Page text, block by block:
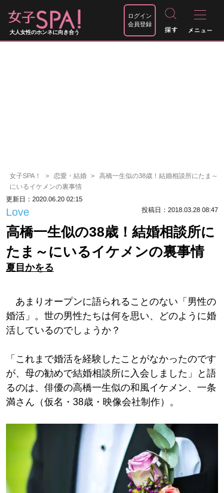
大人女性のホンネに向き合う
ログイン
会員登録
女子SPA！ 恋愛・結婚
高橋一生似の38歳！結婚相談所にたま～
にいるイケメンの裏事情
更新日：2020.06.20 02:15
Love 投稿日：2018.03.28 08:47
高橋一生似の38歳！結婚相談所に
たま～にいるイケメンの裏事情
夏目かをる
あまりオープンに語られることのない「男性の
婚活」。世の男性たちは何を思い、どのように婚
活しているのでしょうか？
「これまで婚活を経験したことがなかったのです
が、母の勧めで結婚相談所に入会しました」と語
るのは、俳優の高橋一生似の和風イケメン、一条
満さん（仮名・38歳・映像会社制作）。